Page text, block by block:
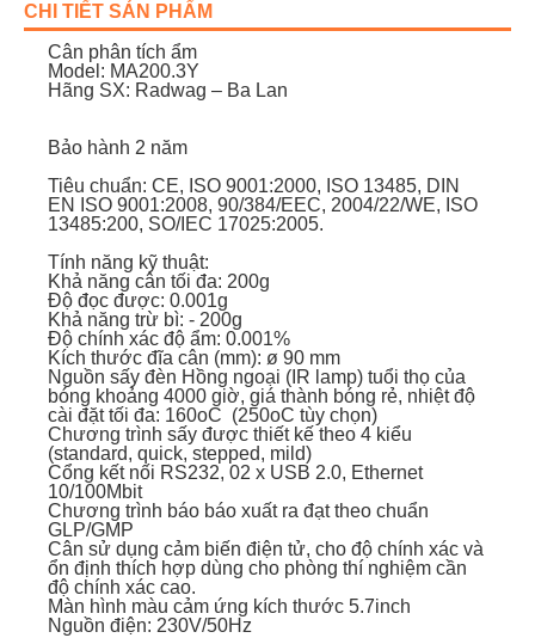
CHI TIẾT SẢN PHẨM
Cân phân tích ẩm
Model: MA200.3Y
Hãng SX: Radwag – Ba Lan
Bảo hành 2 năm
Tiêu chuẩn: CE, ISO 9001:2000, ISO 13485, DIN
EN ISO 9001:2008, 90/384/EEC, 2004/22/WE, ISO
13485:200, SO/IEC 17025:2005.
Tính năng kỹ thuật:
Khả năng cân tối đa: 200g
Độ đọc được: 0.001g
Khả năng trừ bì: - 200g
Độ chính xác độ ẩm: 0.001%
Kích thước đĩa cân (mm): ø 90 mm
Nguồn sấy đèn Hồng ngoại (IR lamp) tuổi thọ của
bóng khoảng 4000 giờ, giá thành bóng rẻ, nhiệt độ
cài đặt tối đa: 160oC (250oC tùy chọn)
Chương trình sấy được thiết kế theo 4 kiểu
(standard, quick, stepped, mild)
Cổng kết nối RS232, 02 x USB 2.0, Ethernet
10/100Mbit
Chương trình báo báo xuất ra đạt theo chuẩn
GLP/GMP
Cân sử dụng cảm biến điện tử, cho độ chính xác và
ổn định thích hợp dùng cho phòng thí nghiệm cần
độ chính xác cao.
Màn hình màu cảm ứng kích thước 5.7inch
Nguồn điện: 230V/50Hz